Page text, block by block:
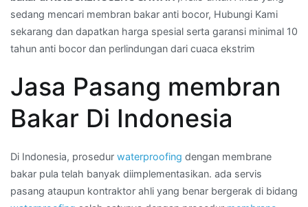
22
44
–
App
:
membran
bakar
di
sedang mencari membran bakar anti bocor, Hubungi Kami
sekarang dan dapatkan harga spesial serta garansi minimal 10
tahun anti bocor dan perlindungan dari cuaca ekstrim
Jasa Pasang membran
Bakar Di Indonesia
Di Indonesia, prosedur waterproofing dengan membrane
bakar pula telah banyak diimplementasikan. ada servis
pasang ataupun kontraktor ahli yang benar bergerak di bidang